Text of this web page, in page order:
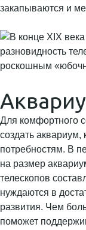
закапываются и
Для комфортного
создать аквариум,
потребностям. В
на размер
телескопов
нуждаются в
развития. Чем
поможет